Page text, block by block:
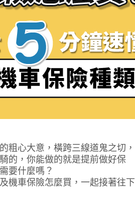
粗心大意，橫跨三線道鬼之切，
的，你能做的就是提前做好保
要什麼嗎？
機車保險怎麼買，一起接著往下